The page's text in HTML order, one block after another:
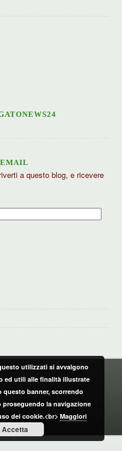
a questo blog, e ricevere
utilizzati si avvalgono
ed utili alle finalità illustrate
questo banner, scorrendo
la navigazione
dei cookie.<br> Maggiori
Accetta